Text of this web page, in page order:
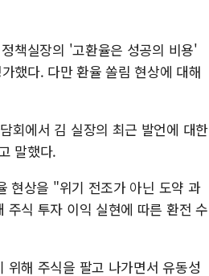
책실장의 '고환율은 성공의 비용'
했다. 다만 환율 쏠림 현상에 대해
회에서 김 실장의 최근 발언에 대한
말했다.
현상을 "위기 전조가 아닌 도약 과
식 투자 이익 실현에 따른 환전 수
해 주식을 팔고 나가면서 유동성